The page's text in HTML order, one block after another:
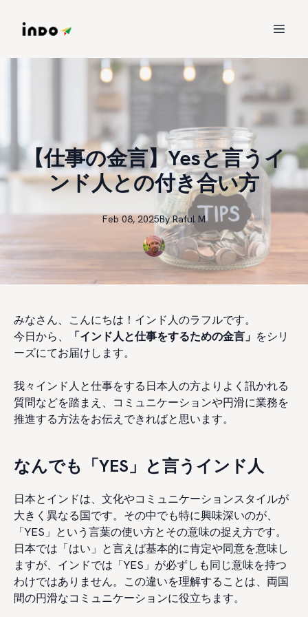
【仕事の金言】Yesと言うイ
ンド人との付き合い方
Feb 08, 2025By Raful M
みなさん、こんにちは！インド人のラフルです。
今日から、
「インド人と仕事をするための金言」 をシリ
ーズにてお届けします。
我々インド人と仕事をする日本人の方よりよく訊かれる
質問などを踏まえ、コミュニケーションや円滑に業務を
推進する方法をお伝えできればと思います。
なんでも「YES」と言うインド人
日本とインドは、文化やコミュニケーションスタイルが
大きく異なる国です。その中でも特に興味深いのが、
「YES」という言葉の使い方とその意味の捉え方です。
日本では「はい」と言えば基本的に肯定や同意を意味し
ますが、インドでは「YES」が必ずしも同じ意味を持つ
わけではありません。この違いを理解することは、両国
間の円滑なコミュニケーションに役立ちます。